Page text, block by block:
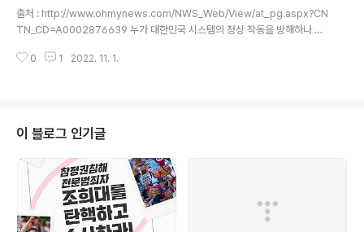
던 고 이대준씨를 순직자로 처리했다. 한미 연합 SI 첩보에 '월북' 정황이 드러났
는데도 이씨의 유족은 순직유족연금과 순진유족보상금을 받을..
출처 : http://www.ohmynews.com/NWS_Web/View/at_pg.aspx?CN
TN_CD=A0002876639 누가 대한민국 시스템의 정상 작동을 방해하나 윤
10.31 17:57 l 최종 업데이트 22.10.31 18:39 l 장에스더(echang0331) ▲
야!?" 30일 아침, 남편의 가시 돋친 외마디에 잠이 깼다. 좀처럼 화를 내지 않는
남편의 그 말은 토요일 밤 이태원..
0 1 2022. 11. 1.
이 블로그 인기글